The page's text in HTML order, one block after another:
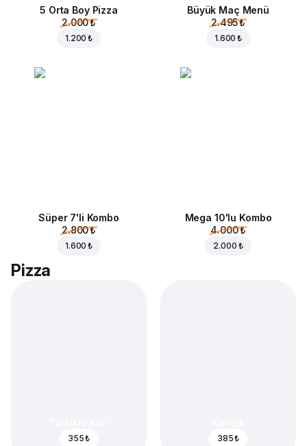
5 Orta Boy Pizza
2.000 ₺
1.200 ₺
Büyük Maç Menü
2.495 ₺
1.600 ₺
Süper 7'li Kombo
2.800 ₺
1.600 ₺
Mega 10'lu Kombo
4.000 ₺
2.000 ₺
Pizza
355 ₺ 385 ₺